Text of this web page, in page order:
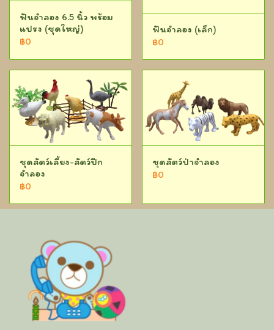
ฟันจำลอง 6.5 นิ้ว พร้อม
แปรง (ชุดใหญ่)
฿0
ฟันจำลอง (เล็ก)
฿0
ชุดสัตว์เลี้ยง-สัตว์ปีก
จำลอง
฿0
ชุดสัตว์ป่าจำลอง
฿0